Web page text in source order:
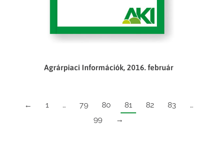
Agrárpiaci Információk, 2016. február
← 1 … 79 80 81 82 83
…
99
→